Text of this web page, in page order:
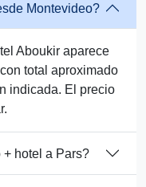
Montevideo?
Aboukir aparece
total aproximado
indicada. El precio
hotel a Pars?